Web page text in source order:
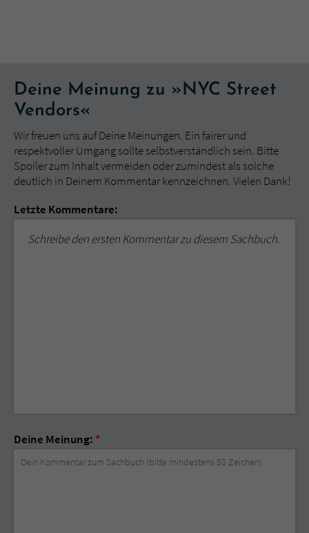
Deine Meinung zu »NYC Street
Vendors«
Wir freuen uns auf Deine Meinungen. Ein fairer und
respektvoller Umgang sollte selbstverständlich sein. Bitte
Spoiler zum Inhalt vermeiden oder zumindest als solche
deutlich in Deinem Kommentar kennzeichnen. Vielen Dank!
Letzte Kommentare:
Schreibe den ersten Kommentar zu diesem Sachbuch.
Deine Meinung: *